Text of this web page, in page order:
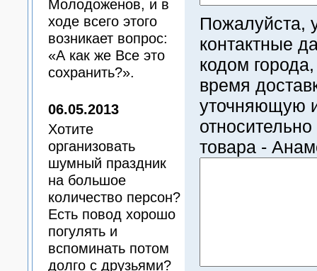
Молодоженов, и в
ходе всего этого
возникает вопрос:
«А как же Все это
сохранить?».
06.05.2013
Хотите
организовать
шумный праздник
на большое
количество персон?
Есть повод хорошо
погулять и
вспоминать потом
долго с друзьями?
Пожалуйста,
контактные
кодом
время
уточняющую
товара -